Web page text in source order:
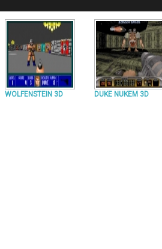
WOLFENSTEIN 3D DUKE NUKEM 3D